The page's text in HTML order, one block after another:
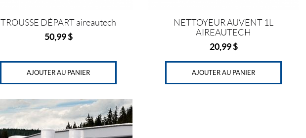
TROUSSE DÉPART aireautech
50,99$
AJOUTER AU PANIER
NETTOYEUR AUVENT 1L
AIREAUTECH
20,99$
AJOUTER AU PANIER